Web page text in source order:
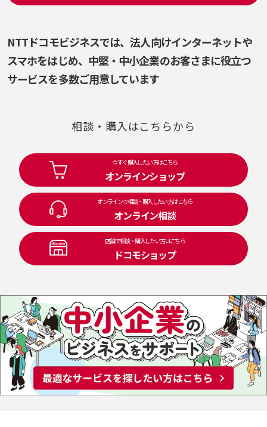
NTTドコモビジネスでは、法人向けインターネットや
スマホをはじめ、 中堅・中小企業のお客さまに役立つ
サービスを多数ご用意しています
相談・購入はこちらから
今すぐ購入したい方はこちら
オンラインショップ
オンラインで相談・購入したい方はこちら
オンライン相談
店舗で相談・購入したい方はこちら
ドコモショップ